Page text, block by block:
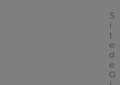
S
i
t
e
d
e
G